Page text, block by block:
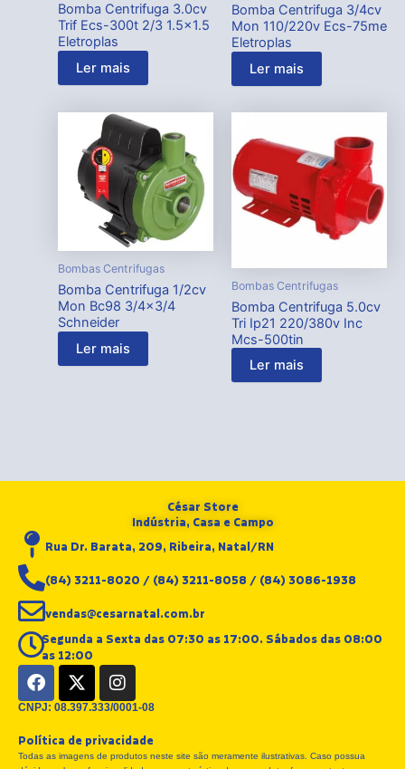
Bomba Centrifuga 3.0cv
Trif Ecs-300t 2/3 1.5×1.5
Eletroplas
Ler mais
Bomba Centrifuga 3/4cv
Mon 110/220v Ecs-75me
Eletroplas
Ler mais
Bombas Centrifugas
Bomba Centrifuga 1/2cv
Mon Bc98 3/4×3/4
Schneider
Ler mais
Bombas Centrifugas
Bomba Centrifuga 5.0cv
Tri Ip21 220/380v Inc
Mcs-500tin
Ler mais
César Store
Indústria, Casa e Campo
Rua Dr. Barata, 209, Ribeira, Natal/RN
(84) 3211-8020 / (84) 3211-8058 / (84) 3086-1938
vendas@cesarnatal.com.br
Segunda a Sexta das 07:30 as 17:00. Sábados das 08:00
as 12:00
F
a
c
b
o
X
-
t
i
t
I
n
s
a
g
CNPJ: 08.397.333/0001-08
Política de privacidade
Todas as imagens de produtos neste site são meramente ilustrativas. Caso possua